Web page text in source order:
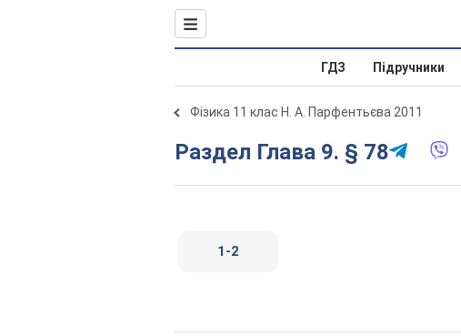
ГДЗ Підручники
Фізика 11 клас Н. А. Парфентьєва 2011
Раздел Глава 9. § 78
1-2